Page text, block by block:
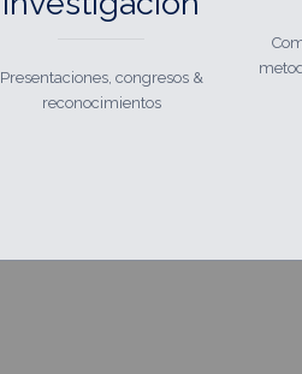
Presentaciones, congresos &
reconocimientos